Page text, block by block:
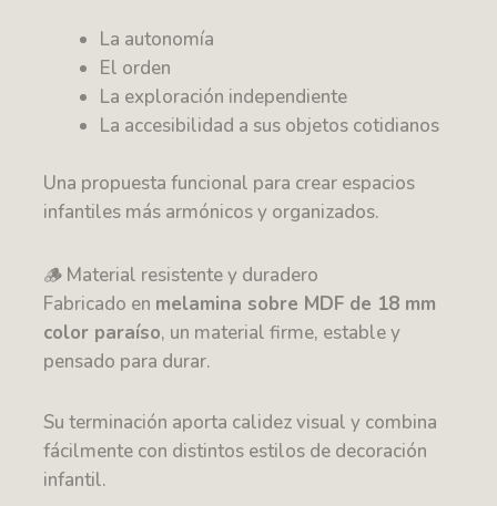
La autonomía
El orden
La exploración independiente
La accesibilidad a sus objetos cotidianos
Una propuesta funcional para crear espacios
infantiles más armónicos y organizados.
🪵 Material resistente y duradero
Fabricado en melamina sobre MDF de 18 mm
color paraíso, un material firme, estable y
pensado para durar.
Su terminación aporta calidez visual y combina
fácilmente con distintos estilos de decoración
infantil.